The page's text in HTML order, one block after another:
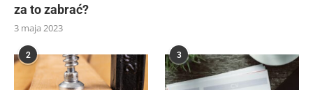
za to zabrać?
3 maja 2023
2 3